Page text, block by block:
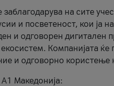
на сите
и посветеност, кои ја
и одговорен дигитален
Компанијата
и одговорно користење
Македонија: